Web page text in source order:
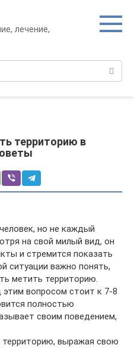
лечение,
территорию в
но не каждый
на свой милый вид, он
и стремится показать
ситуации важно понять,
метить территорию.
вопросом стоит к 7-8
полностью
своим поведением,
выражая свою